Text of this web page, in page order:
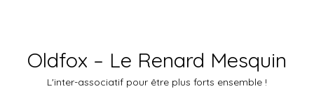
Oldfox – Le Renard Mesquin
L'inter-associatif pour être plus forts ensemble !